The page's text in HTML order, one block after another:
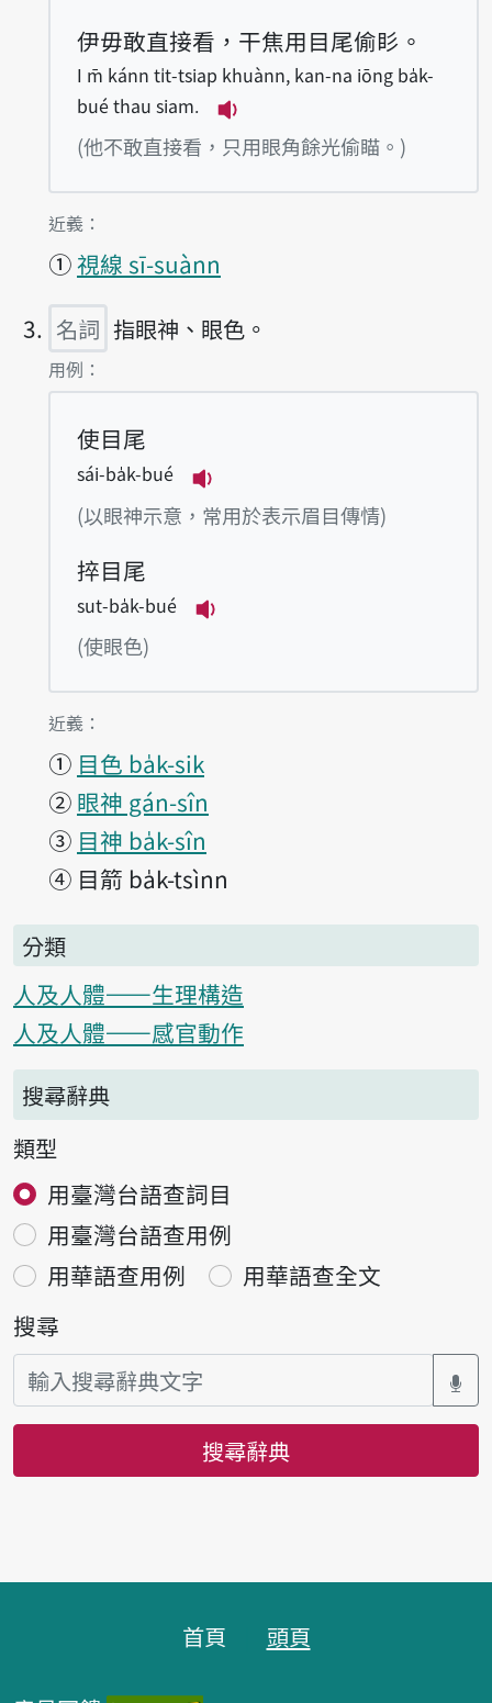
伊毋敢直接看，干焦用目尾偷䀐。
I m̄ kánn ti̍t-tsiap khuànn, kan-na iōng ba̍k-
bué thau siam.
播放例句I m̄ kánn ti̍t-
(他不敢直接看，只用眼角餘光偷瞄。)
第2項釋義的
近義：
①視線 sī-suànn
名詞 指眼神、眼色。
第3項釋義的
用例：
使目尾
sái-ba̍k-bué
播放例句sái-ba̍k-bué
(以眼神示意，常用於表示眉目傳情)
捽目尾
sut-ba̍k-bué
(使眼色)
第3項釋義的
近義：
① 目色 ba̍k-sik
② 眼神 gán-sîn
③ 目神 ba̍k-sîn
④ 目箭 ba̍k-tsìnn
分類
人及人體——生理構造
人及人體——感官動作
搜尋辭典
類型
用臺灣台語查詞目
用臺灣台語查用例
用華語查用例
用華語查全文
搜尋
搜尋辭典
首頁 頭頁